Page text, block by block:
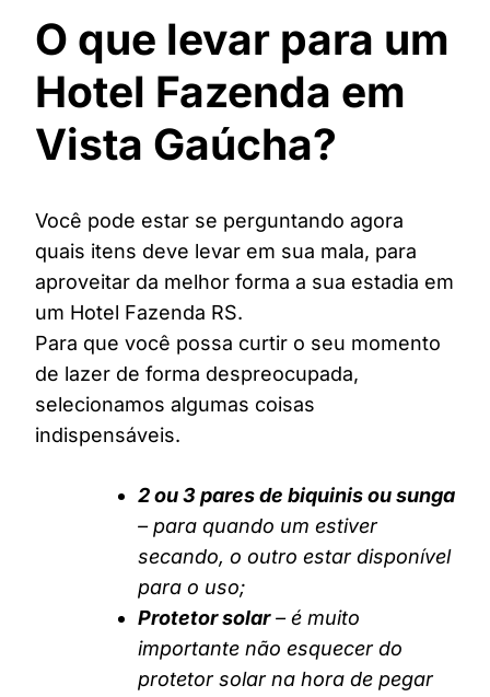
O que levar para um
Hotel Fazenda em
Vista Gaúcha?
Você pode estar se perguntando agora
quais itens deve levar em sua mala, para
aproveitar da melhor forma a sua estadia em
um Hotel Fazenda RS.
Para que você possa curtir o seu momento
de lazer de forma despreocupada,
selecionamos algumas coisas
indispensáveis.
2 ou 3 pares de biquinis ou sunga
– para quando um estiver
secando, o outro estar disponível
para o uso;
Protetor solar– é muito
importante não esquecer do
protetor solar na hora de pegar